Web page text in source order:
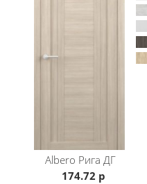
Albero Рига ДГ
174.72 р